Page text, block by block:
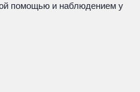
помощью и наблюдением у